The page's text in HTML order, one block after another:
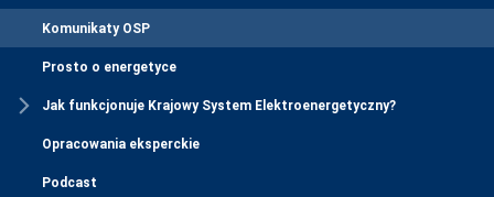
Komunikaty OSP
Prosto o energetyce
Jak funkcjonuje Krajowy System Elektroenergetyczny?
Opracowania eksperckie
Podcast